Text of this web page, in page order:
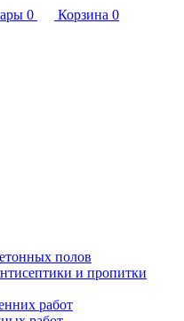
0 Корзина 0
полов
и пропитки
работ